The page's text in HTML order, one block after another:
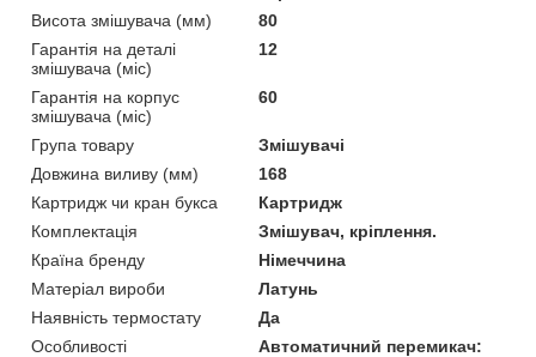
Висота змішувача (мм)
80
Гарантія на деталі
змішувача (міс)
12
Гарантія на корпус
змішувача (міс)
60
Група товару
Змішувачі
Довжина виливу (мм)
168
Картридж чи кран букса
Картридж
Комплектація
Змішувач, кріплення.
Країна бренду
Німеччина
Матеріал вироби
Латунь
Наявність термостату
Да
Особливості
Автоматичний перемикач: